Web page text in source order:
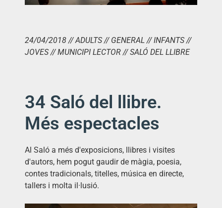
24/04/2018 // ADULTS // GENERAL // INFANTS //
JOVES // MUNICIPI LECTOR // SALÓ DEL LLIBRE
34 Saló del llibre.
Més espectacles
Al Saló a més d'exposicions, llibres i visites
d'autors, hem pogut gaudir de màgia, poesia,
contes tradicionals, titelles, música en directe,
tallers i molta il·lusió.